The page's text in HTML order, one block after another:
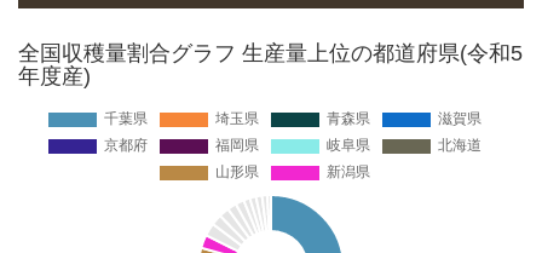
全国収穫量割合グラフ 生産量上位の都道府県(令和5
年度産)